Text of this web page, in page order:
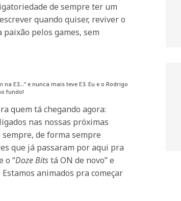
de sempre ter um
quando quiser, reviver o
pelos games, sem
E3…” e nunca mais teve E3. Eu e o Rodrigo
fundo!
quem tá chegando agora:
nas nossas próximas
de forma sempre
que já passaram por aqui pra
o “Doze Bitstá ON de novo” e
animados pra começar